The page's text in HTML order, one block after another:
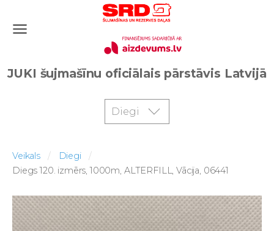
JUKI šujmašīnu oficiālais pārstāvis Latvijā
Diegi
Veikals
Diegi
Diegs 120. izmērs, 1000m, ALTERFILL, Vācija, 06441